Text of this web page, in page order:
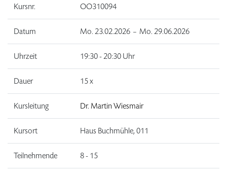
Kursnr. OO310094
Datum Mo. 23.02.2026 – Mo. 29.06.2026
Uhrzeit 19:30 - 20:30 Uhr
Dauer 15 x
Kursleitung Dr. Martin Wiesmair
Kursort Haus Buchmühle, 011
Teilnehmende 8 - 15